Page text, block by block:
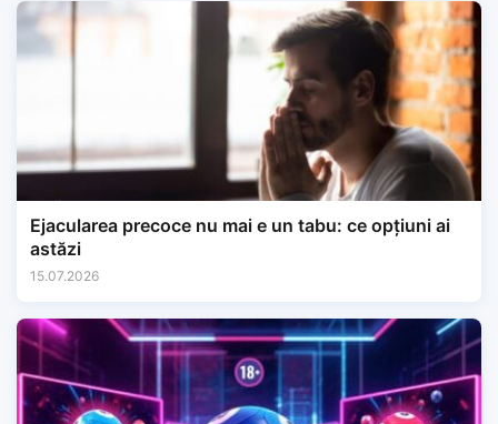
Ejacularea precoce nu mai e un tabu: ce opțiuni ai
astăzi
15.07.2026